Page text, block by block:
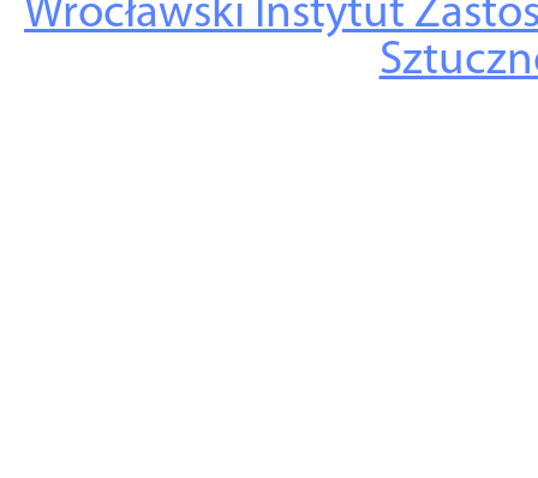
Wrocławski Instytut